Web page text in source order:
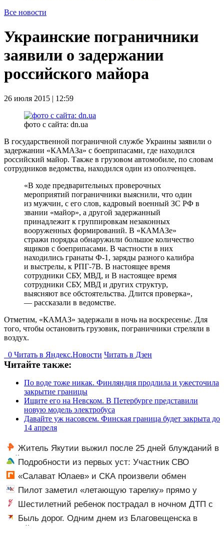
Все новости
Украинские пограничники
заявили о задержании
российского майора
26 июля 2015 | 12:59
фото с сайта: dn.ua
В государственной пограничной службе Украины заявили о
задержании «КАМАЗа» с боеприпасами, где находился
российский майор. Также в грузовом автомобиле, по словам
сотрудников ведомства, находился один из ополченцев.
«В ходе предварительных проверочных
мероприятий пограничники выяснили, что один
из мужчин, с его слов, кадровый военный ЗС РФ в
звании «майор», а другой задержанный
принадлежит к группировкам незаконных
вооруженных формирований. В «КАМАЗе»
стражи порядка обнаружили большое количество
ящиков с боеприпасами. В частности в них
находились гранаты Ф-1, заряды разного калибра
и выстрелы, к РПГ-7В. В настоящее время
сотрудники СБУ, МВД, и В настоящее время
сотрудники СБУ, МВД и других структур,
выясняют все обстоятельства. Длится проверка»,
— рассказали в ведомстве.
Отметим, «КАМАЗ» задержали в ночь на воскресенье. Для
того, чтобы остановить грузовик, пограничники стреляли в
воздух.
0 Читать в Яндекс.Новости Читать в Дзен
Читайте также:
По воде тоже никак. Финляндия продлила и ужесточила
закрытие границы
Ищите его на Невском. В Петербурге представили
новую модель электробуса
Давайте уж насовсем. Финская граница будет закрыта до
14 апреля
Житель Якутии выжил после 25 дней блужданий в
тайгеПодробности из первых уст: Участник СВО
рассказал, что спасло его в схватке с медведем
«Салават Юлаев» и СКА произвели обмен
Пилот заметил «летающую тарелку» прямо у
крыла самолета
Шестилетний ребенок пострадал в ночном ДТП с
тремя автомобилями на Федерации: видео
Быль дорог. Одним днем из Благовещенска в
Китай, лапша, мемы, и почему утке по-пекински